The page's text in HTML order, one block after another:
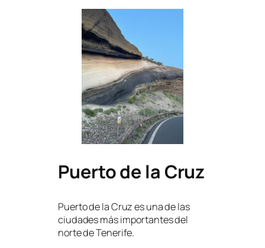
Puerto de la Cruz
Puerto de la Cruz es una de las
ciudades más importantes del
norte de Tenerife.